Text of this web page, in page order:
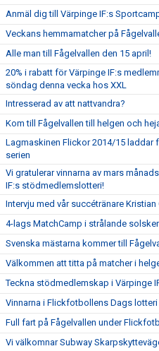
Anmäl dig till Värpinge IF:s
Veckans hemmamatcher på
Alle man till Fågelvallen den 15 april!
20% i rabatt för Värpinge IF:s
söndag denna vecka hos XXL
Intresserad av att nattvandra?
Kom till Fågelvallen till helgen och
Lagmaskinen Flickor 2014/15 laddar
serien
Vi gratulerar vinnarna av mars
IF:s stödmedlemslotteri!
Intervju med vår succétränare Kristian
4-lags MatchCamp i strålande
Svenska mästarna kommer till
Välkommen att titta på matcher i
Teckna stödmedlemskap i Värpinge
Vinnarna i Flickfotbollens Dags lotteri
Full fart på Fågelvallen under
Vi välkomnar Subway